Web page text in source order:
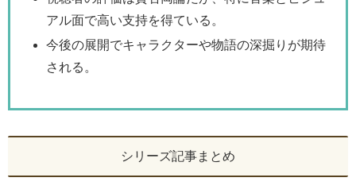
アル面で高い支持を得ている。
今後の展開でキャラクターや物語の深掘りが期待
される。
シリーズ記事まとめ